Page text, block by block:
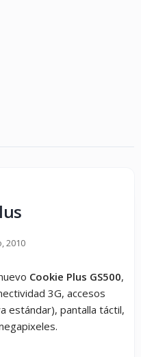
2010
Cookie Plus GS500,
3G, accesos
estándar), pantalla táctil,